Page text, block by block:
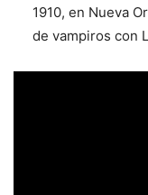
1910, en Nueva
de vampiros con